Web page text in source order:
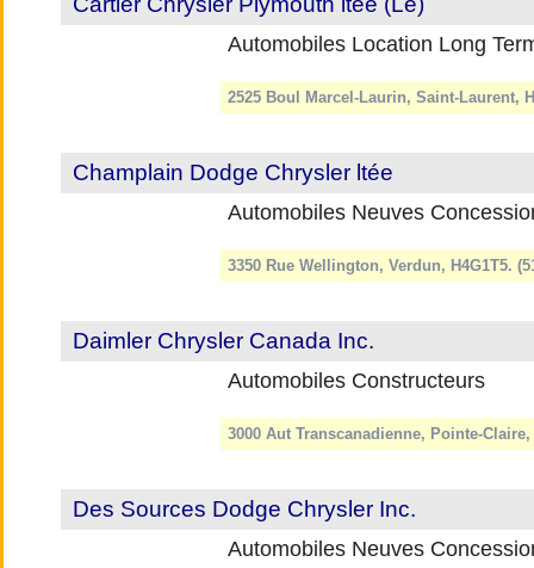
Automobiles Location Long
2525 Boul Marcel-Laurin, Saint-Laurent,
Champlain Dodge Chrysler ltée
Automobiles Neuves
3350 Rue Wellington, Verdun, H4G1T5.
Daimler Chrysler Canada Inc.
Automobiles Constructeurs
3000 Aut Transcanadienne, Pointe-Claire,
Des Sources Dodge Chrysler Inc.
Automobiles Neuves